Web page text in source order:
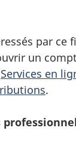
par ce
un
Services en
.